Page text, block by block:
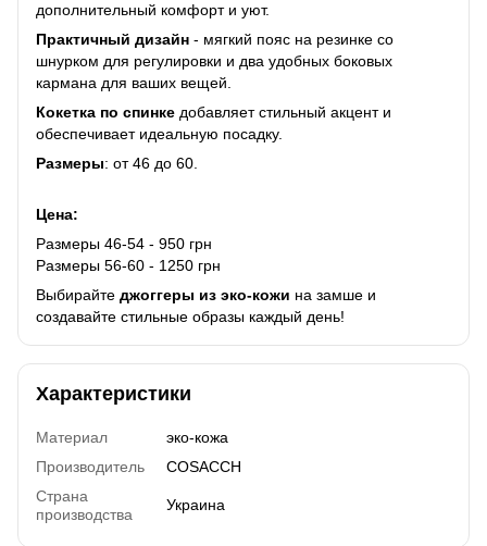
дополнительный комфорт и уют.
Практичный дизайн - мягкий пояс на резинке со
шнурком для регулировки и два удобных боковых
кармана для ваших вещей.
Кокетка по спинке добавляет стильный акцент и
обеспечивает идеальную посадку.
Размеры: от 46 до 60.
Цена:
Размеры 46-54 - 950 грн
Размеры 56-60 - 1250 грн
Выбирайте джоггеры из эко-кожи на замше и
создавайте стильные образы каждый день!
Характеристики
Материал
эко-кожа
Производитель
COSACCH
Страна
производства
Украина